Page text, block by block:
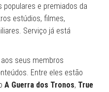
e premiados da
estúdios, filmes,
Serviço já está
seus membros
Entre eles estão
A Guerra dos Tronos, True